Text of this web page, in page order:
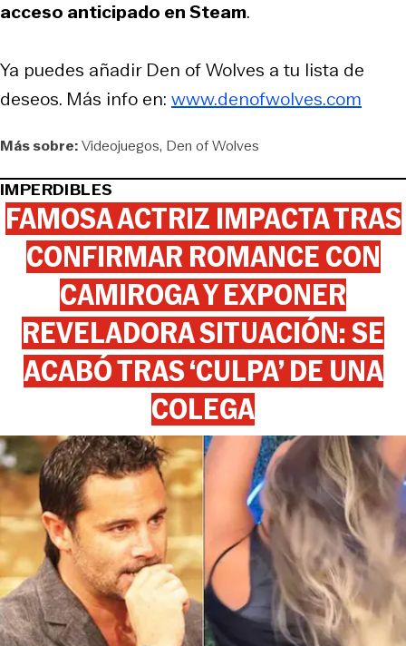
acceso anticipado en Steam.
Ya puedes añadir Den of Wolves a tu lista de
deseos. Más info en: www.denofwolves.com
Más sobre:Videojuegos Den of Wolves
IMPERDIBLES
FAMOSA ACTRIZ IMPACTA TRAS
CONFIRMAR ROMANCE CON
CAMIROGA Y EXPONER
REVELADORA SITUACIÓN: SE
ACABÓ TRAS ‘CULPA’ DE UNA
COLEGA